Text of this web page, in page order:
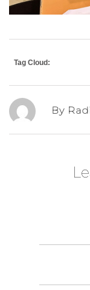
Tag Cloud:
By